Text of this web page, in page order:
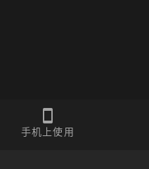
手机上使用